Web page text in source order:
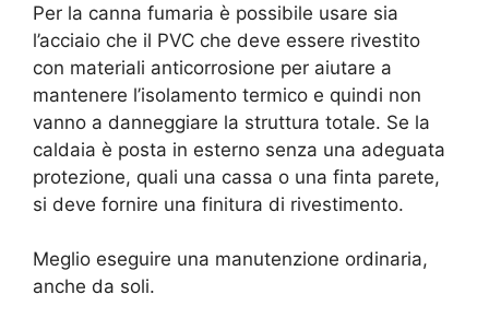
Per la canna fumaria è possibile usare sia
l’acciaio che il PVC che deve essere rivestito
con materiali anticorrosione per aiutare a
mantenere l’isolamento termico e quindi non
vanno a danneggiare la struttura totale. Se la
caldaia è posta in esterno senza una adeguata
protezione, quali una cassa o una finta parete,
si deve fornire una finitura di rivestimento.
Meglio eseguire una manutenzione ordinaria,
anche da soli.